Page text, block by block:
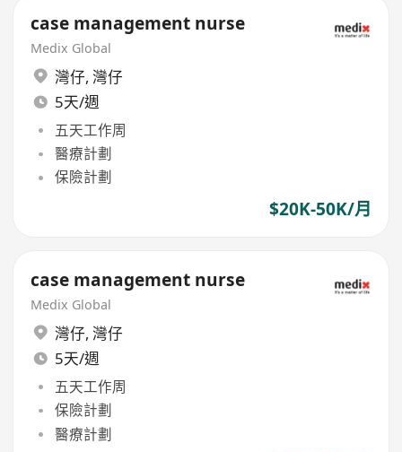
case management nurse
Medix Global
灣仔, 灣仔
5天/週
五天工作周
醫療計劃
保險計劃
$20K-50K/月
case management nurse
Medix Global
灣仔, 灣仔
5天/週
五天工作周
保險計劃
醫療計劃